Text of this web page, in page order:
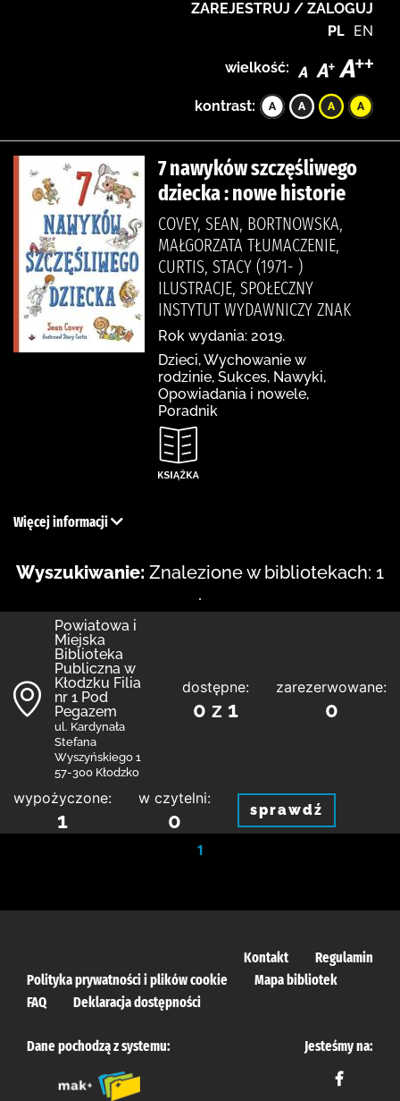
ZAREJESTRUJ / ZALOGUJ
PL EN
wielkość:
kontrast:
7 nawyków szczęśliwego
dziecka : nowe historie
COVEY, SEAN, BORTNOWSKA,
MAŁGORZATA TŁUMACZENIE,
CURTIS, STACY (1971- )
ILUSTRACJE, SPOŁECZNY
INSTYTUT WYDAWNICZY ZNAK
Rok wydania: 2019.
Dzieci, Wychowanie w
rodzinie, Sukces, Nawyki,
Opowiadania i nowele,
Poradnik
Więcej informacji
Wyszukiwanie: Znalezione w bibliotekach: 1
.
Powiatowa i
Miejska
Biblioteka
Publiczna w
Kłodzku Filia
nr 1 Pod
Pegazem
ul. Kardynała
Stefana
Wyszyńskiego 1
57-300 Kłodzko
dostępne:
0 z 1
zarezerwowane:
0
wypożyczone:
1
w czytelni:
0 sprawdź
1
Kontakt
Regulamin
Polityka prywatności i plików cookie
Mapa bibliotek
FAQ
Deklaracja dostępności
Dane pochodzą z systemu: Jesteśmy na: